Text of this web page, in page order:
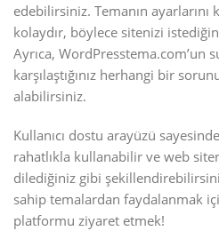
edebilirsiniz. Temanın
kolaydır, böylece sitenizi
Ayrıca, WordPresstema.com’un
karşılaştığınız herhangi bir
alabilirsiniz.
Kullanıcı dostu arayüzü
rahatlıkla kullanabilir ve web
dilediğiniz gibi
sahip temalardan faydalanmak
platformu ziyaret etmek!